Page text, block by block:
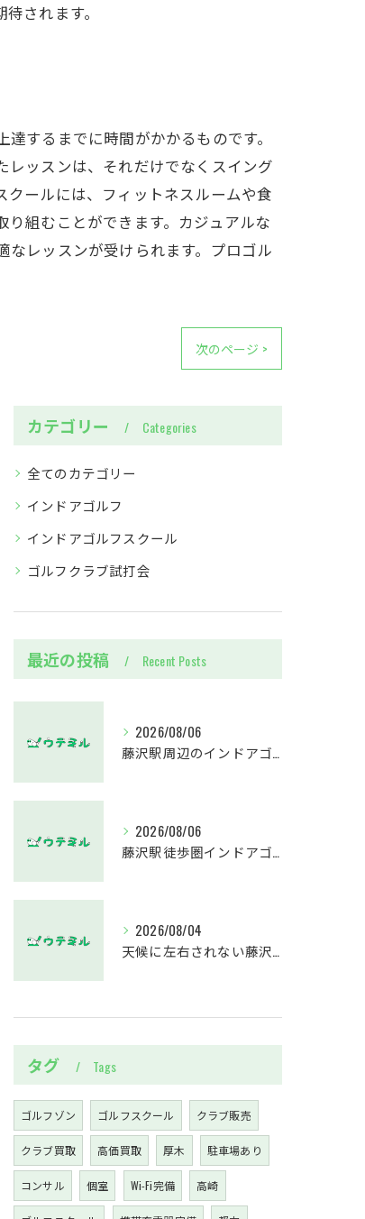
されます。
するまでに時間がかかるものです。
ッスンは、それだけでなくスイング
ールには、フィットネスルームや食
組むことができます。カジュアルな
レッスンが受けられます。プロゴル
次のページ >
カテゴリー Categories
全てのカテゴリー
インドアゴルフ
インドアゴルフスクール
ゴルフクラブ試打会
最近の投稿 Recent Posts
2026/08/06
藤沢駅周辺のインドアゴルフウテミルで失敗しないクラブ選び方解説
2026/08/06
藤沢駅徒歩圏インドアゴルフスクールウテミルでスカイトラックとプロのゴルフレッスンを体験する方法
2026/08/04
天候に左右されない藤沢駅のインドアゴルフホールウテミルで上達を実感する方法
タグ Tags
ゴルフゾン ゴルフスクール クラブ販売
クラブ買取 高価買取 厚木 駐車場あり
コンサル 個室 Wi-Fi完備 高崎